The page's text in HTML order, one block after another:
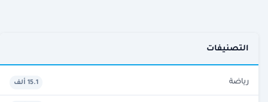
التصنيفات
رياضة 15.1 ألف